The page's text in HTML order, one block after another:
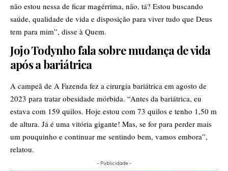
não estou nessa de ficar magérrima, não, tá? Estou buscando
saúde, qualidade de vida e disposição para viver tudo que Deus
tem para mim”, disse à Quem.
Jojo Todynho fala sobre mudança de vida
após a bariátrica
A campeã de A Fazenda fez a cirurgia bariátrica em agosto de
2023 para tratar obesidade mórbida. “Antes da bariátrica, eu
estava com 159 quilos. Hoje estou com 73 quilos e tenho 1,50 m
de altura. Já é uma vitória gigante! Mas, se for para perder mais
um pouquinho e continuar me sentindo bem, vamos embora”,
relatou.
- Publicidade -